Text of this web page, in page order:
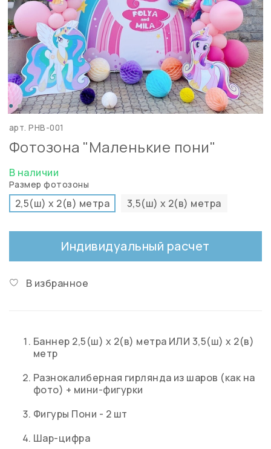
арт.PHB-001
Фотозона "Маленькие пони"
В наличии
Размер фотозоны
2,5(ш) х 2(в) метра 3,5(ш) х 2(в) метра
Индивидуальный расчет
В избранное
Баннер 2,5(ш) х 2(в) метра ИЛИ 3,5(ш) х 2(в)
метр
Разнокалиберная гирлянда из шаров (как на
фото) + мини-фигурки
Фигуры Пони - 2 шт
Шар-цифра